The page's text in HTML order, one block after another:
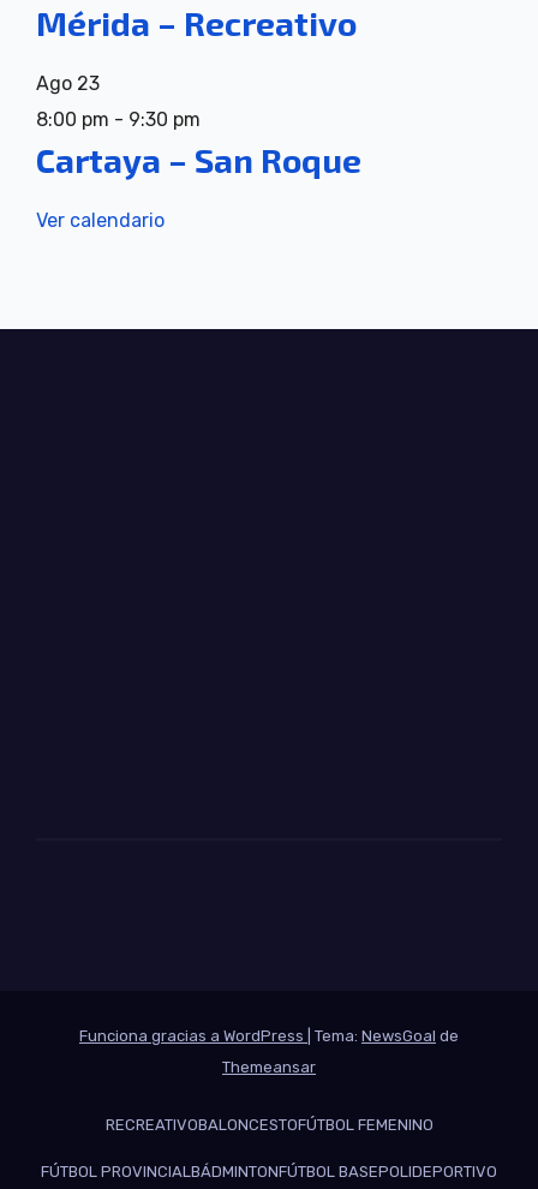
Mérida – Recreativo
Ago 23
8:00 pm - 9:30 pm
Cartaya – San Roque
Ver calendario
Funciona gracias a WordPress Tema: NewsGoal de
Themeansar
RECREATIVOBALONCESTOFÚTBOL FEMENINO
FÚTBOL PROVINCIALBÁDMINTONFÚTBOL BASEPOLIDEPORTIVO